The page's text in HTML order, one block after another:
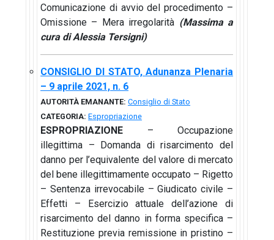
Comunicazione di avvio del procedimento –
Omissione – Mera irregolarità (Massima a
cura di Alessia Tersigni)
CONSIGLIO DI STATO, Adunanza Plenaria
– 9 aprile 2021, n. 6
AUTORITÀ EMANANTE: Consiglio di Stato
CATEGORIA: Espropriazione
ESPROPRIAZIONE – Occupazione
illegittima – Domanda di risarcimento del
danno per l’equivalente del valore di mercato
del bene illegittimamente occupato – Rigetto
– Sentenza irrevocabile – Giudicato civile –
Effetti – Esercizio attuale dell’azione di
risarcimento del danno in forma specifica –
Restituzione previa remissione in pristino –